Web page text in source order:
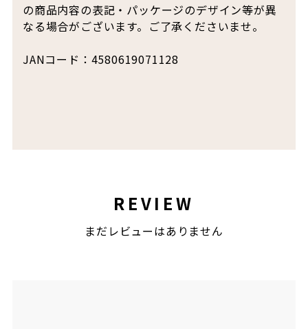
の商品内容の表記・パッケージのデザイン等が異
なる場合がございます。ご了承くださいませ。
JANコード：4580619071128
REVIEW
まだレビューはありません